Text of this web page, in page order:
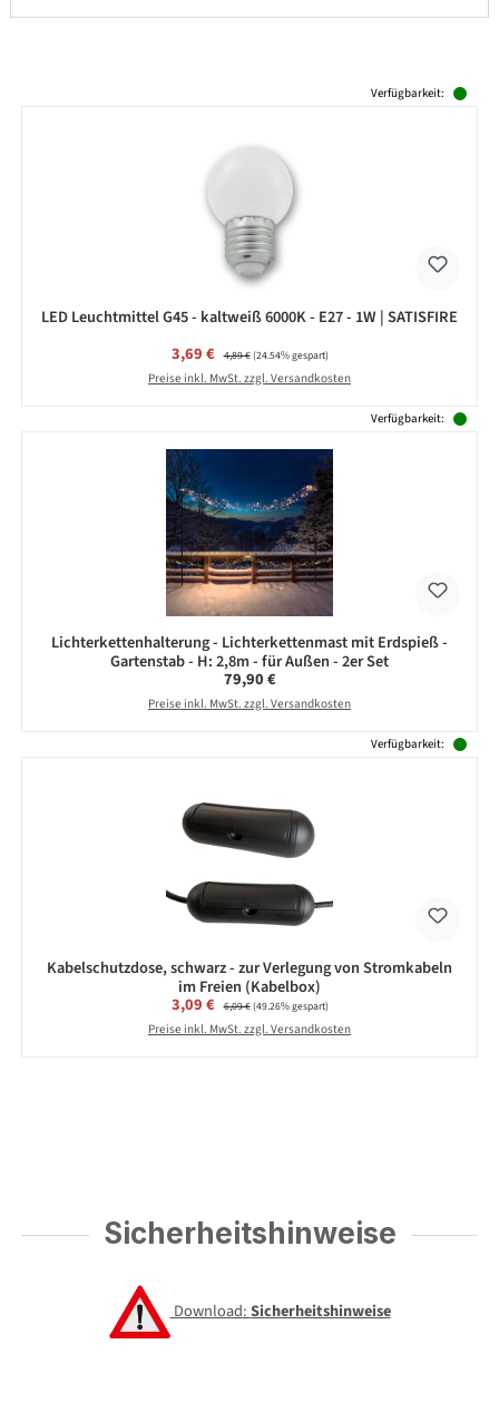
Verfügbarkeit:
LED Leuchtmittel G45 - kaltweiß 6000K - E27 - 1W | SATISFIRE
Verkaufspreis:
3,69 € Regulärer Preis:
4,89 €(24.54% gespart)
Preise inkl. MwSt. zzgl. Versandkosten
Verfügbarkeit:
Lichterkettenhalterung - Lichterkettenmast mit Erdspieß -
Gartenstab - H: 2,8m - für Außen - 2er Set
Regulärer Preis:
79,90 €
Preise inkl. MwSt. zzgl. Versandkosten
Verfügbarkeit:
Kabelschutzdose, schwarz - zur Verlegung von Stromkabeln
im Freien (Kabelbox)
Verkaufspreis:
3,09 € Regulärer Preis:
6,09 €(49.26% gespart)
Preise inkl. MwSt. zzgl. Versandkosten
Sicherheitshinweise
Download:Sicherheitshinweise